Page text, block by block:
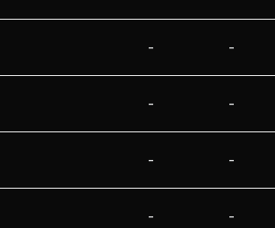
- -
- -
- -
- -